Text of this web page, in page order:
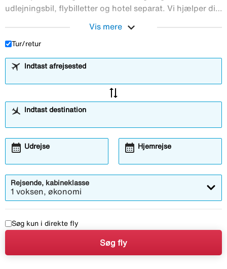
udlejningsbil, flybilletter og hotel separat. Vi hjælper dig
Vis mere expand_more
Tur/retur
Indtast afrejsested
sync_alt
Indtast destination
Udrejse
Åbner
calendar_month Hjemrejse
Åbner
calendar_month
Rejsende, kabineklasse
1 voksen, økonomi
Søg kun i direkte fly
Søg fly